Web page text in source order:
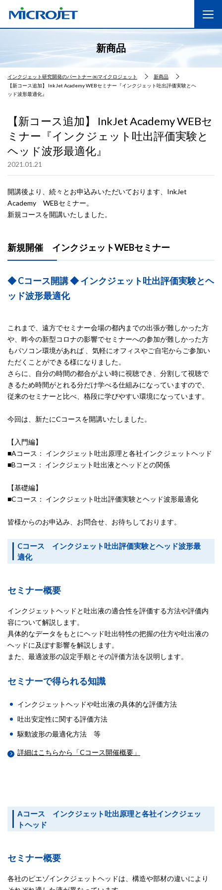
新商品
インクジェット研究開発のパートナー ㈱マイクロジェット
新商品
【新コース追加】 InkJet Academy WEBセミナー『インクジェット吐出評価実験とヘ
ッド波形最適化』
【新コース追加】 InkJet Academy WEBセ
ミナー『インクジェット吐出評価実験と
ヘッド波形最適化』
2021.01.21
開講後より、続々とお申込みいただいております、InkJet
Academy WEBセミナー。
新規コースを開講いたしました。
新規開催 インクジェットWEBセミナー
◆ Cコース開講 ◆ インクジェット吐出評価実験とヘ
ッド波形最適化
これまで、遠方でセミナー会場の都内までの出張が難しかった方
や、昨今の新型コロナの影響でセミナーへの参加が難しかった方
もパソコン環境があれば 、気軽にオフィスやご自宅からご参加い
ただくことができる様になりました。
さらに、自分の時間の都合がよい時に視聴でき、分割して視聴で
きるため時間がとれる分だけ学べる仕組みになっていますので、
従来のセミナーと比べ、格段に学びやすい環境になっています。
今回は、新たにCコースを開講いたしました。
【入門編】
■Aコース： インクジェット吐出原理と各社インクジェットヘッド
■Bコース： インクジェット吐出液とヘッドとの関係
【基礎編】
■Cコース： インクジェット吐出評価実験とヘッド波形最適化
皆様からのお申込み、お問合せ、お待ちしております。
Cコース インクジェット吐出評価実験とヘッド波形最
適化
セミナー概要
インクジェットヘッドと吐出液の適合性を評価する方法や評価内
容について解説します。
具体的なデータをもとにヘッド吐出特性の把握の仕方や吐出液の
ヘッドに及ぼす影響を解説します。
また、最適波形の設定手順とその評価方法を説明します。
セミナーで得られる知識
インクジェットヘッドや吐出液の具体的な評価方法
吐出安定性に関する評価方法
駆動波形の最適化方法 等
詳細はこちらから「Cコース開催概要」
Aコース インクジェット吐出原理と各社インクジェッ
トヘッド
セミナー概要
各社のピエゾインクジェットヘッドは、構造や部材の違いにより